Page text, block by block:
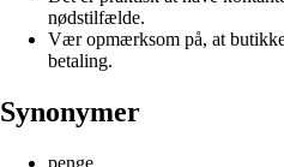
nødstilfælde.
Vær opmærksom på, at
betaling.
Synonymer
penge